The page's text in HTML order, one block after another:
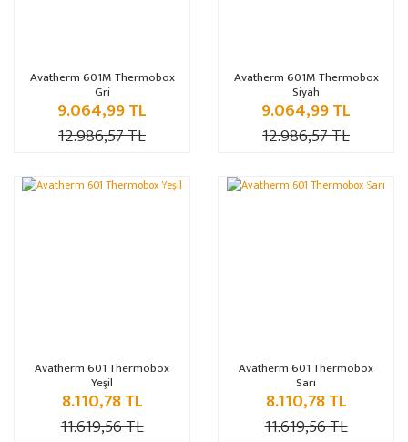
Avatherm 601M Thermobox
Gri
9.064,99 TL
12.986,57 TL
Avatherm 601M Thermobox
Siyah
9.064,99 TL
12.986,57 TL
%30
Avatherm 601 Thermobox
Yeşil
8.110,78 TL
11.619,56 TL
%30
Avatherm 601 Thermobox
Sarı
8.110,78 TL
11.619,56 TL